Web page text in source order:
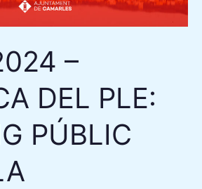
–
DEL PLE:
PÚBLIC